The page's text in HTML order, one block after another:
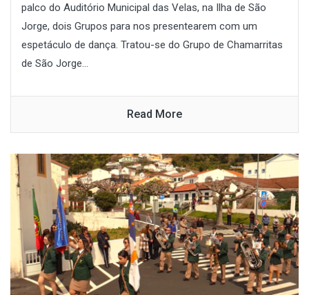
palco do Auditório Municipal das Velas, na Ilha de São
Jorge, dois Grupos para nos presentearem com um
espetáculo de dança. Tratou-se do Grupo de Chamarritas
de São Jorge...
Read More